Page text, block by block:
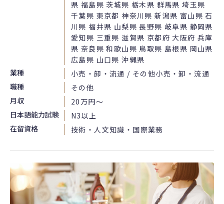
県 福島県 茨城県 栃木県 群馬県 埼玉県
千葉県 東京都 神奈川県 新潟県 富山県 石
川県 福井県 山梨県 長野県 岐阜県 静岡県
愛知県 三重県 滋賀県 京都府 大阪府 兵庫
県 奈良県 和歌山県 鳥取県 島根県 岡山県
広島県 山口県 沖縄県
業種
小売・卸・流通 / その他小売・卸・流通
職種
その他
月収
20万円〜
日本語能力試験
N3以上
在留資格
技術・人文知識・国際業務